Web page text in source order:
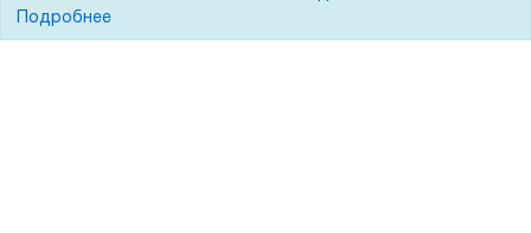
Вопрос-ответ
Подробнее